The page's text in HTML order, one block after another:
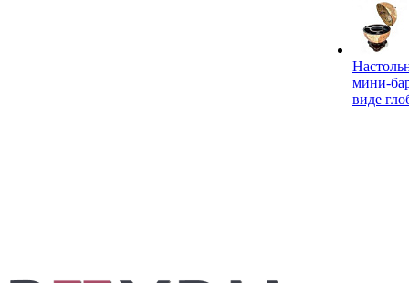
мини-
виде